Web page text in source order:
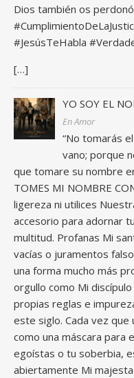
Dios también os
#JesúsTeHabla
[…]
YO SOY EL
En Amor
“No tomarás
vano; porque
que tomare su nombre
TOMES MI NOMBRE
ligereza ni utilices
accesorio para adornar
multitud. Profanas Mi
vacías o juramentos
una forma mucho más
orgullo como Mi
propias reglas e
este siglo. Cada vez que
como una máscara para
egoístas o tu soberbia,
abiertamente Mi